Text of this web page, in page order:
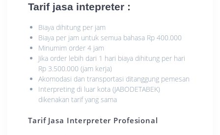
Tarif jasa intepreter :
Biaya dihitung per jam
Biaya per jam untuk semua bahasa Rp 400.000
Minumim order 4 jam
Jika order lebih dari 1 hari biaya dihitung per hari
Rp 3.500.000 (jam kerja)
Akomodasi dan transportasi ditanggung pemesan
Interpreting di luar kota (JABODETABEK)
dikenakan tarif yang sama
Tarif Jasa Interpreter Profesional